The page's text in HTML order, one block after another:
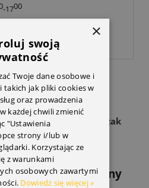
-1700
Odkryj Wieszak
Sprawdź jak
powszechny
×
swoją
Twoje dane osobowe i
takich jak pliki cookies w
oraz prowadzenia
każdej chwili zmienić
"Ustawienia
strony i/lub w
Korzystając ze
z warunkami
osobowych zawartymi
Dowiedz się więcej »